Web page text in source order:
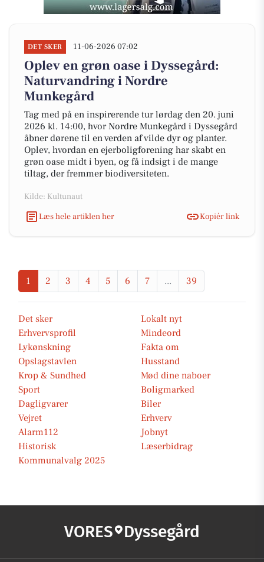
DET SKER 11-06-2026 07:02
Oplev en grøn oase i Dyssegård:
Naturvandring i Nordre
Munkegård
Tag med på en inspirerende tur lørdag den 20. juni
2026 kl. 14:00, hvor Nordre Munkegård i Dyssegård
åbner dørene til en verden af vilde dyr og planter.
Oplev, hvordan en ejerboligforening har skabt en
grøn oase midt i byen, og få indsigt i de mange
tiltag, der fremmer biodiversiteten.
Kilde: Kultunaut
Læs hele artiklen her
Kopiér link
1 2 3 4 5 6 7 ... 39
Det sker
Lokalt nyt
Erhvervsprofil
Mindeord
Lykønskning
Fakta om
Opslagstavlen
Husstand
Krop & Sundhed
Mød dine naboer
Sport
Boligmarked
Dagligvarer
Biler
Vejret
Erhverv
Alarm112
Jobnyt
Historisk
Læserbidrag
Kommunalvalg 2025
VORES Dyssegård